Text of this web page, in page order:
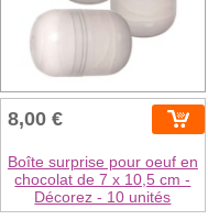
8,00 €
Boîte surprise pour oeuf en
chocolat de 7 x 10,5 cm -
Décorez - 10 unités